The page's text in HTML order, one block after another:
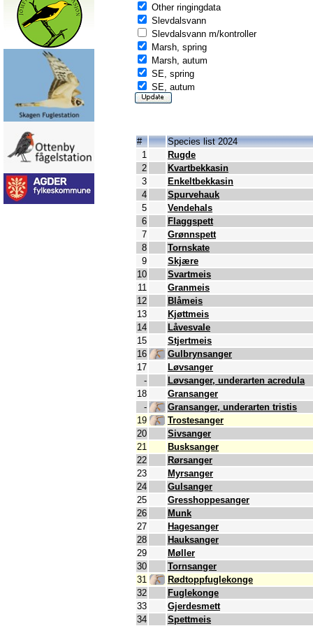
Other ringingdata
Slevdalsvann
Slevdalsvann m/kontroller
Marsh, spring
Marsh, autum
SE, spring
SE, autum
#
Species list 2024
1
Rugde
2
Kvartbekkasin
3
Enkeltbekkasin
4
Spurvehauk
5
Vendehals
6
Flaggspett
7
Grønnspett
8
Tornskate
9
Skjære
10
Svartmeis
11
Granmeis
12
Blåmeis
13
Kjøttmeis
14
Låvesvale
15
Stjertmeis
16
Gulbrynsanger
17
Løvsanger
-
Løvsanger, underarten acredula
18
Gransanger
-
Gransanger, underarten tristis
19
Trostesanger
20
Sivsanger
21
Busksanger
22
Rørsanger
23
Myrsanger
24
Gulsanger
25
Gresshoppesanger
26
Munk
27
Hagesanger
28
Hauksanger
29
Møller
30
Tornsanger
31
Rødtoppfuglekonge
32
Fuglekonge
33
Gjerdesmett
34
Spettmeis